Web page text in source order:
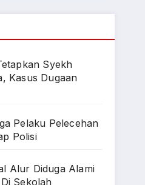
Syekh
Kasus Dugaan
Pelaku Pelecehan
Polisi
Alur Diduga Alami
Sekolah